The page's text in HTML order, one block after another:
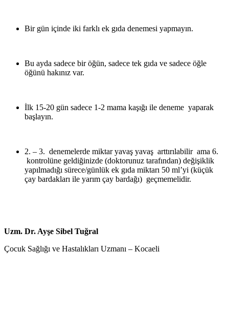
Bir gün içinde iki farklı ek gıda denemesi yapmayın.
Bu ayda sadece bir öğün, sadece tek gıda ve sadece öğle
öğünü hakınız var.
İlk 15-20 gün sadece 1-2 mama kaşığı ile deneme yaparak
başlayın.
2. – 3. denemelerde miktar yavaş yavaş arttırılabilir ama 6.
kontrolüne geldiğinizde (doktorunuz tarafından) değişiklik
yapılmadığı sürece/günlük ek gıda miktarı 50 ml’yi (küçük
çay bardakları ile yarım çay bardağı) geçmemelidir.
Uzm. Dr. Ayşe Sibel Tuğral
Çocuk Sağlığı ve Hastalıkları Uzmanı – Kocaeli